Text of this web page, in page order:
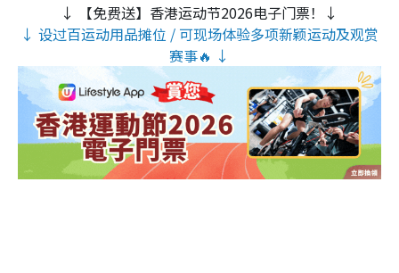
↓ 【免费送】香港运动节2026电子门票！↓
↓ 设过百运动用品摊位 / 可现场体验多项新颖运动及观赏
赛事🔥 ↓